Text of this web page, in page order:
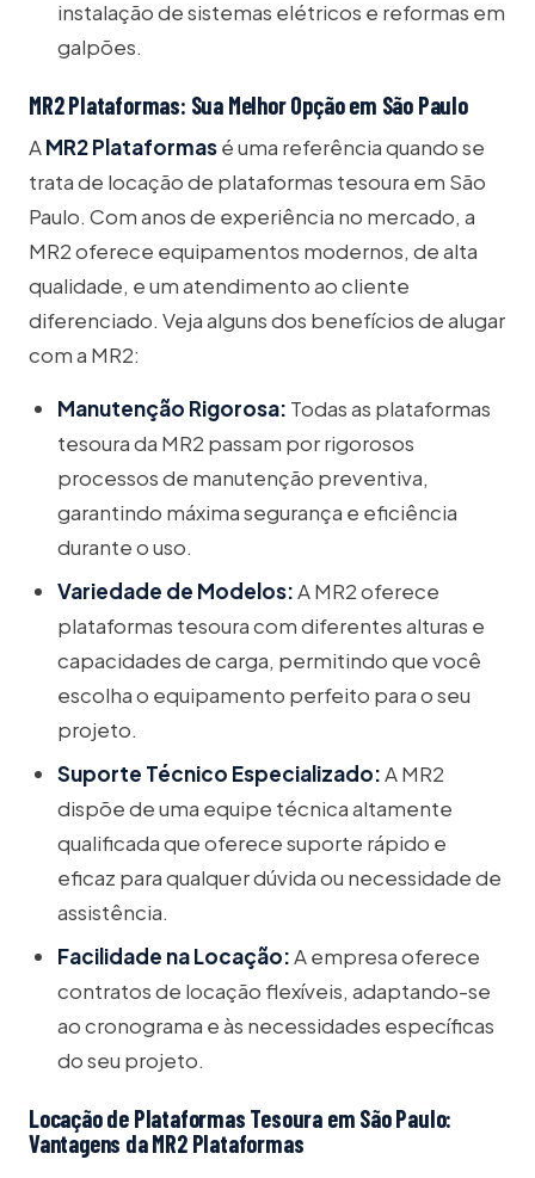
instalação de sistemas elétricos e reformas em
galpões.
MR2 Plataformas: Sua Melhor Opção em São Paulo
AMR2 Plataformasé uma referência quando se
trata de locação de plataformas tesoura em São
Paulo. Com anos de experiência no mercado, a
MR2 oferece equipamentos modernos, de alta
qualidade, e um atendimento ao cliente
diferenciado. Veja alguns dos benefícios de alugar
com a MR2:
Manutenção Rigorosa: Todas as plataformas
tesoura da MR2 passam por rigorosos
processos de manutenção preventiva,
garantindo máxima segurança e eficiência
durante o uso.
Variedade de Modelos:A MR2 oferece
plataformas tesoura com diferentes alturas e
capacidades de carga, permitindo que você
escolha o equipamento perfeito para o seu
projeto.
Suporte Técnico Especializado:A MR2
dispõe de uma equipe técnica altamente
qualificada que oferece suporte rápido e
eficaz para qualquer dúvida ou necessidade de
assistência.
Facilidade na Locação:A empresa oferece
contratos de locação flexíveis, adaptando-se
ao cronograma e às necessidades específicas
do seu projeto.
Locação de Plataformas Tesoura em São Paulo:
Vantagens da MR2 Plataformas